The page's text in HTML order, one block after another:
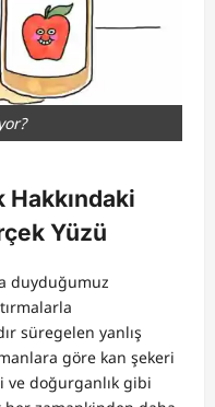
Hakkındaki
Yüzü
duyduğumuz
süregelen yanlış
göre kan şekeri
ve doğurganlık gibi